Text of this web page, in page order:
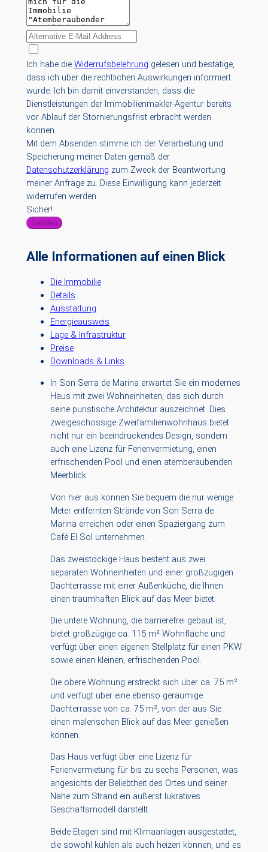
Ich habe die Widerrufsbelehrung gelesen und bestätige,
dass ich über die rechtlichen Auswirkungen informiert
wurde. Ich bin damit einverstanden, dass die
Dienstleistungen der Immobilienmakler-Agentur bereits
vor Ablauf der Stornierungsfrist erbracht werden
können.
Mit dem Absenden stimme ich der Verarbeitung und
Speicherung meiner Daten gemäß der
Datenschutzerklärung zum Zweck der Beantwortung
meiner Anfrage zu. Diese Einwilligung kann jederzeit
widerrufen werden.
Sicher!
Senden
Alle Informationen auf einen Blick
Die Immobilie
Details
Ausstattung
Energieausweis
Lage & Infrastruktur
Preise
Downloads & Links
In Son Serra de Marina erwartet Sie ein modernes
Haus mit zwei Wohneinheiten, das sich durch
seine puristische Architektur auszeichnet. Dies
zweigeschossige Zweifamilienwohnhaus bietet
nicht nur ein beeindruckendes Design, sondern
auch eine Lizenz für Ferienvermietung, einen
erfrischenden Pool und einen atemberaubenden
Meerblick.
Von hier aus können Sie bequem die nur wenige
Meter entfernten Strände von Son Serra de
Marina erreichen oder einen Spaziergang zum
Café El Sol unternehmen.
Das zweistöckige Haus besteht aus zwei
separaten Wohneinheiten und einer großzügigen
Dachterrasse mit einer Außenküche, die Ihnen
einen traumhaften Blick auf das Meer bietet.
Die untere Wohnung, die barrierefrei gebaut ist,
bietet großzügige ca. 115 m² Wohnfläche und
verfügt über einen eigenen Stellplatz für einen PKW
sowie einen kleinen, erfrischenden Pool.
Die obere Wohnung erstreckt sich über ca. 75 m²
und verfügt über eine ebenso geräumige
Dachterrasse von ca. 75 m², von der aus Sie
einen malerischen Blick auf das Meer genießen
können.
Das Haus verfügt über eine Lizenz für
Ferienvermietung für bis zu sechs Personen, was
angesichts der Beliebtheit des Ortes und seiner
Nähe zum Strand ein äußerst lukratives
Geschäftsmodell darstellt.
Beide Etagen sind mit Klimaanlagen ausgestattet,
die sowohl kühlen als auch heizen können, und es